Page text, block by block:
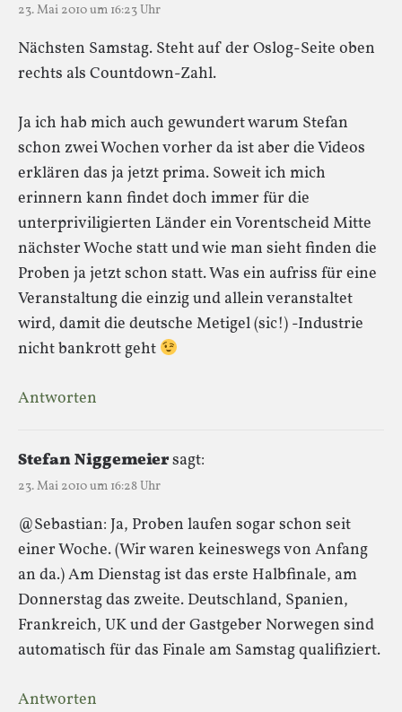
23. Mai 2010 um 16:23 Uhr
Nächsten Samstag. Steht auf der Oslog-Seite oben
rechts als Countdown-Zahl.
Ja ich hab mich auch gewundert warum Stefan
schon zwei Wochen vorher da ist aber die Videos
erklären das ja jetzt prima. Soweit ich mich
erinnern kann findet doch immer für die
unterpriviligierten Länder ein Vorentscheid Mitte
nächster Woche statt und wie man sieht finden die
Proben ja jetzt schon statt. Was ein aufriss für eine
Veranstaltung die einzig und allein veranstaltet
wird, damit die deutsche Metigel (sic!) -Industrie
nicht bankrott geht
Antworten
Stefan Niggemeiersagt:
23. Mai 2010 um 16:28 Uhr
@Sebastian: Ja, Proben laufen sogar schon seit
einer Woche. (Wir waren keineswegs von Anfang
an da.) Am Dienstag ist das erste Halbfinale, am
Donnerstag das zweite. Deutschland, Spanien,
Frankreich, UK und der Gastgeber Norwegen sind
automatisch für das Finale am Samstag qualifiziert.
Antworten